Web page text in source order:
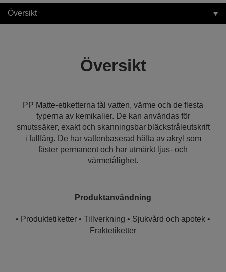
Översikt
Översikt
PP Matte-etiketterna tål vatten, värme och de flesta
typerna av kemikalier. De kan användas för
smutssäker, exakt och skanningsbar bläckstråleutskrift
i fullfärg. De har vattenbaserad häfta av akryl som
fäster permanent och har utmärkt ljus- och
värmetålighet.
Produktanvändning
• Produktetiketter • Tillverkning • Sjukvård och apotek •
Fraktetiketter